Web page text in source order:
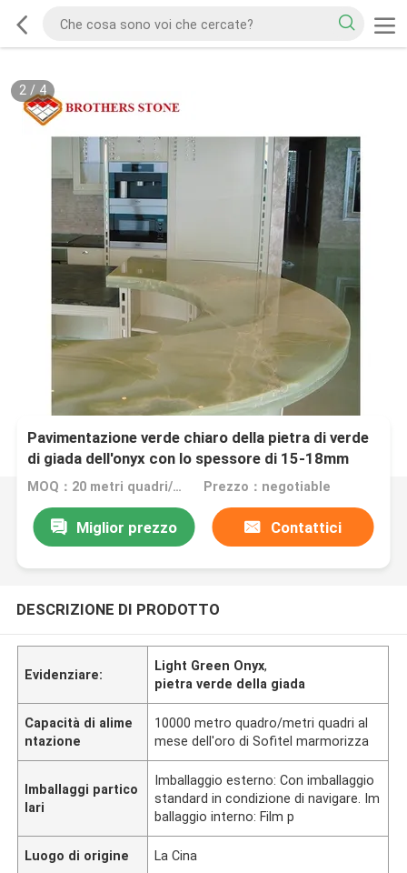
2/4
Pavimentazione verde chiaro della pietra di verde
di giada dell'onyx con lo spessore di 15-18mm
MOQ：20 metri quadri/quadrato Prezzo：negotiable
Miglior prezzo Contattici
DESCRIZIONE DI PRODOTTO
Evidenziare:
Light Green Onyx,
pietra verde della giada
Capacità di alime
ntazione
10000 metro quadro/metri quadri al
mese dell'oro di Sofitel marmorizza
Imballaggi partico
lari
Imballaggio esterno: Con imballaggio
standard in condizione di navigare. Im
ballaggio interno: Film p
Luogo di origine La Cina